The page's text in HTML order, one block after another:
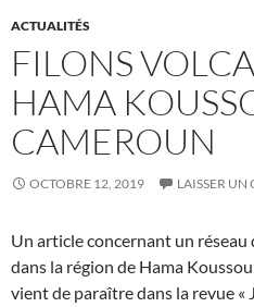
ACTUALITÉS
FILONS
HAMA
CAMEROUN
OCTOBRE 12, 2019 LAISSER
Un article concernant un
dans la région de Hama
vient de paraître dans la revue «